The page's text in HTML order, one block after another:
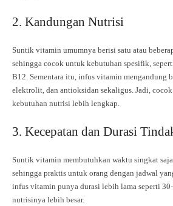
2. Kandungan Nutrisi
Suntik vitamin umumnya berisi satu atau
sehingga cocok untuk kebutuhan spesifik,
B12. Sementara itu, infus vitamin mengandung
elektrolit, dan antioksidan sekaligus. Jadi,
kebutuhan nutrisi lebih lengkap.
3. Kecepatan dan Durasi
Suntik vitamin membutuhkan waktu singkat
sehingga praktis untuk orang dengan jadwal
infus vitamin punya durasi lebih lama seperti
nutrisinya lebih besar.